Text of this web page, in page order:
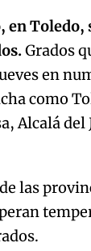
en Toledo,
Grados
en
como
Alcalá del
las